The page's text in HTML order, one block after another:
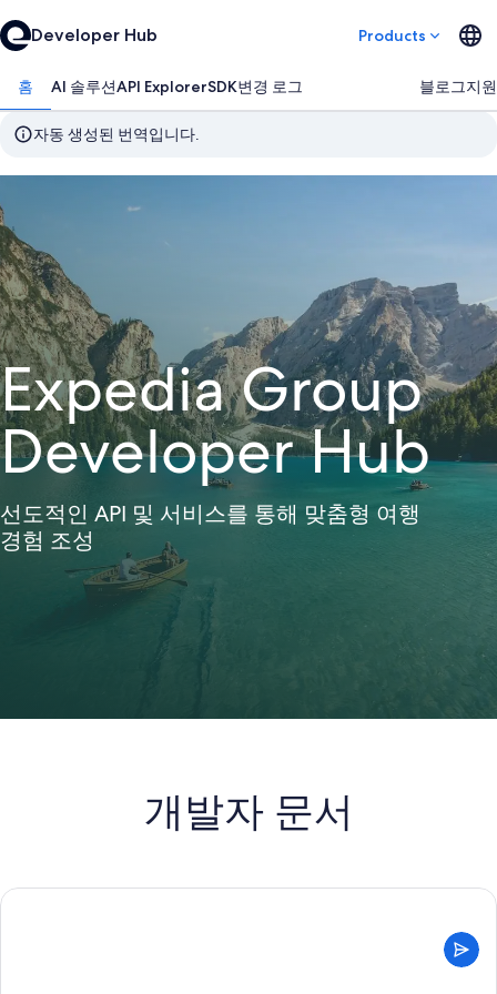
Developer Hub Products
홈 AI 솔루션API ExplorerSDK변경 로그 블로그지원
자동 생성된 번역입니다.
Expedia Group
Developer Hub
선도적인 API 및 서비스를 통해 맞춤형 여행
경험 조성
개발자 문서